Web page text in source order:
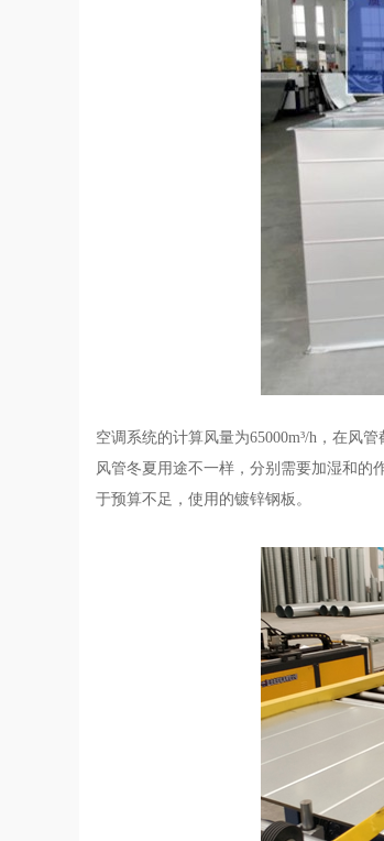
空调系统的计算风量为65000m³/h，在风
风管冬夏用途不一样，分别需要加湿和的
于预算不足，使用的镀锌钢板。